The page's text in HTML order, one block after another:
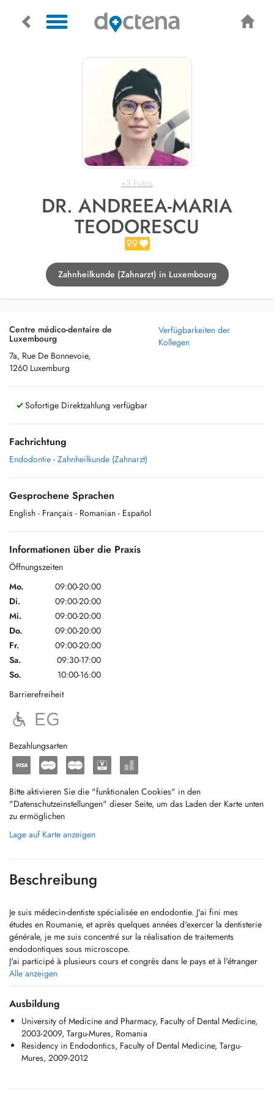
+3 Fotos
DR. ANDREEA-MARIA
TEODORESCU
99
Zahnheilkunde (Zahnarzt) in Luxembourg
Centre médico-dentaire de
Luxembourg
7a, Rue De Bonnevoie,
1260 Luxemburg
Verfügbarkeiten der
Kollegen
Sofortige Direktzahlung verfügbar
Fachrichtung
Endodontie - Zahnheilkunde (Zahnarzt)
Gesprochene Sprachen
English - Français - Romanian - Español
Informationen über die Praxis
Öffnungszeiten
Mo.
09:00-20:00
Di.
09:00-20:00
Mi.
09:00-20:00
Do.
09:00-20:00
Fr.
09:00-20:00
Sa.
09:30-17:00
So.
10:00-16:00
Barrierefreiheit
Bezahlungsarten
Bitte aktivieren Sie die "funktionalen Cookies" in den
"Datenschutzeinstellungen" dieser Seite, um das Laden der Karte unten
zu ermöglichen
Lage auf Karte anzeigen
Beschreibung
Je suis médecin-dentiste spécialisée en endodontie. J'ai fini mes
études en Roumanie, et après quelques années d'exercer la dentisterie
générale, je me suis concentré sur la réalisation de traitements
endodontiques sous microscope.
J'ai participé à plusieurs cours et congrès dans le pays et à l'étranger
pour pouvoir offrir à mes patients des traitements endodontiques en
utilisant les dernières technologies .
Au sein de ce centre médical, je réalise les procédures suivantes:
- consultations
- traitements endodontiques sous microscope
- retraitements endodontiques sous microscope
- soins conservateurs directs (obturations, reconstructions)
Alle anzeigen
Ausbildung
University of Medicine and Pharmacy, Faculty of Dental Medicine,
2003-2009, Targu-Mures, Romania
Residency in Endodontics, Faculty of Dental Medicine, Targu-
Mures, 2009-2012